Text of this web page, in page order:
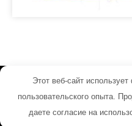
industrialmachine.ru
Тема от
Этот веб-сайт
пользовательского опыта.
даете согласие на